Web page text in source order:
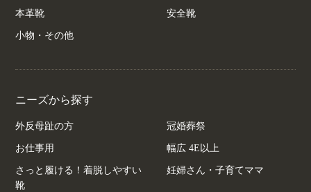
本革靴 安全靴
小物・その他
ニーズから探す
外反母趾の方 冠婚葬祭
お仕事用 幅広 4E以上
さっと履ける！着脱しやすい
靴
妊婦さん・子育てママ